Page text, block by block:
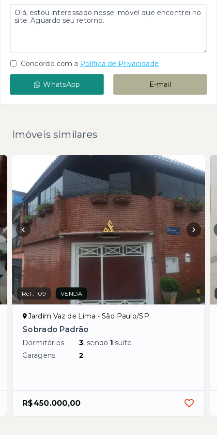
Concordo com a Política de Privacidade
WhatsApp E-mail
Imóveis similares
Ref.:109 VENDA
Jardim Vaz de Lima - São Paulo/SP
Sobrado Padrão
Dormitórios 3, sendo 1 suíte
Garagens
2
R$450.000,00